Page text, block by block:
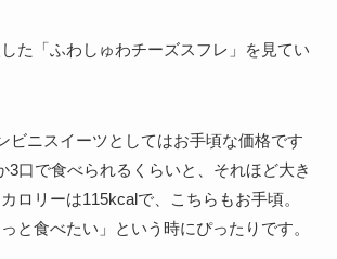
た「ふわしゅわチーズスフレ」を見てい
ビニスイーツとしてはお手頃な価格です
3口で食べられるくらいと、それほど大き
ロリーは115kcalで、こちらもお手頃。
と食べたい」という時にぴったりです。